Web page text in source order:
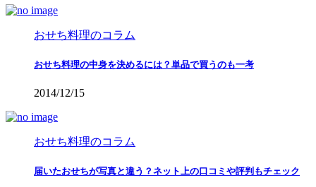
おせち料理のコラム
おせち料理の中身を決めるには？単品で買うのも一考
2014/12/15
おせち料理のコラム
届いたおせちが写真と違う？ネット上の口コミや評判もチェック